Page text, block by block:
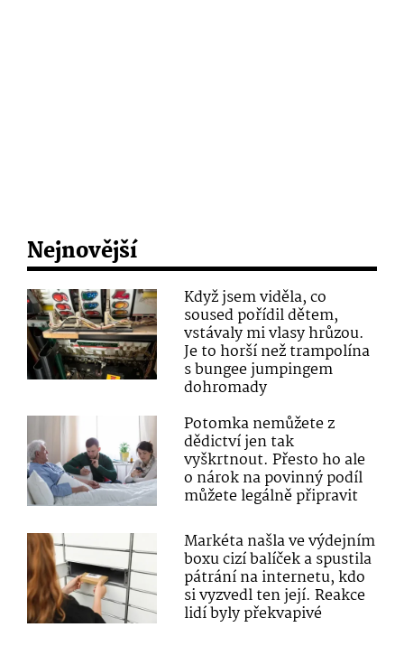
Nejnovější
Když jsem viděla, co
soused pořídil dětem,
vstávaly mi vlasy hrůzou.
Je to horší než trampolína
s bungee jumpingem
dohromady
Potomka nemůžete z
dědictví jen tak
vyškrtnout. Přesto ho ale
o nárok na povinný podíl
můžete legálně připravit
Markéta našla ve výdejním
boxu cizí balíček a spustila
pátrání na internetu, kdo
si vyzvedl ten její. Reakce
lidí byly překvapivé